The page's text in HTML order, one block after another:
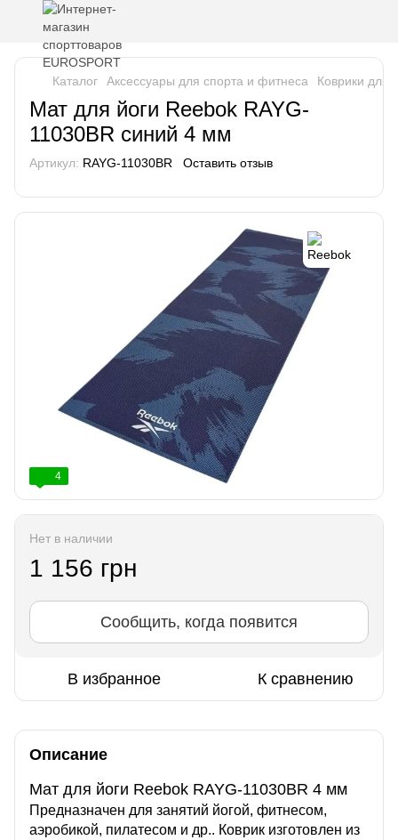
Каталог Аксессуары для спорта и фитнеса Коврики для
Мат для йоги Reebok RAYG-
11030BR синий 4 мм
Артикул: RAYG-11030BR Оставить отзыв
4
Нет в наличии
1 156 грн
Сообщить, когда появится
В избранное К сравнению
Описание
Мат для йоги Reebok RAYG-11030BR 4 мм
Предназначен для занятий йогой, фитнесом,
аэробикой, пилатесом и др.. Коврик изготовлен из